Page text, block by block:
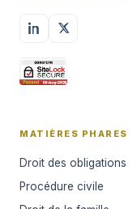
MATIÈRES PHARES
Droit des obligations
Procédure civile